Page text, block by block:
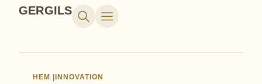
GERGILS
HEM | INNOVATION